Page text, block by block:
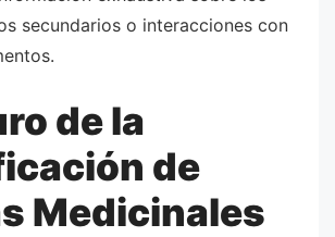
secundarios o interacciones con
de la
de
Medicinales